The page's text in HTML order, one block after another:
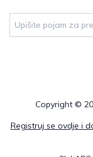
Copyright ©
Registruj se ovdje i